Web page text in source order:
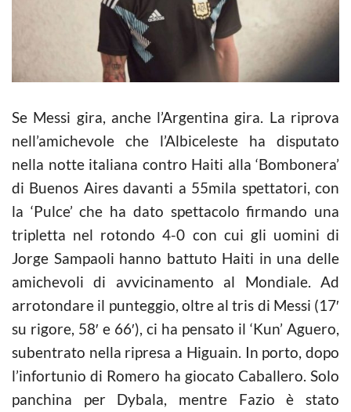
Se Messi gira, anche l’Argentina gira. La riprova
nell’amichevole che l’Albiceleste ha disputato
nella notte italiana contro Haiti alla ‘Bombonera’
di Buenos Aires davanti a 55mila spettatori, con
la ‘Pulce’ che ha dato spettacolo firmando una
tripletta nel rotondo 4-0 con cui gli uomini di
Jorge Sampaoli hanno battuto Haiti in una delle
amichevoli di avvicinamento al Mondiale. Ad
arrotondare il punteggio, oltre al tris di Messi (17′
su rigore, 58′ e 66′), ci ha pensato il ‘Kun’ Aguero,
subentrato nella ripresa a Higuain. In porto, dopo
l’infortunio di Romero ha giocato Caballero. Solo
panchina per Dybala, mentre Fazio è stato